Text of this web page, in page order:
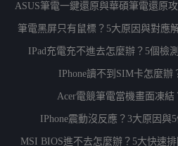
ASUS筆電一鍵還原與華碩筆電還原
筆電黑屏只有鼠標？5大原因與對應
IPad充電充不進去怎麼辦？5個檢
IPhone讀不到SIM卡怎麼辦
Acer電競筆電當機畫面凍
IPhone震動沒反應？3大原因與
MSI BIOS進不去怎麼辦？5大快速